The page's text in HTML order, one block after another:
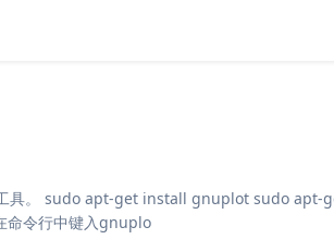
具。 sudo apt-get install gnuplot sudo apt-
命令行中键入gnuplo